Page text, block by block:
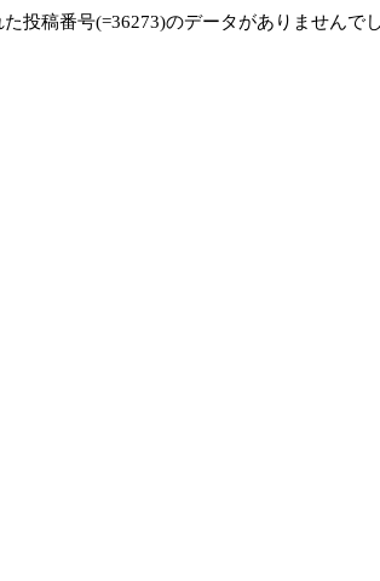
投稿番号(=36273)のデータがありませんで